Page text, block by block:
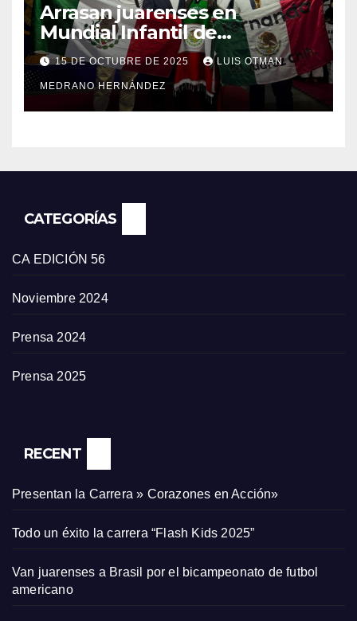
Arrasan juarenses en
Mundial Infantil de
Taekwondo
15 DE OCTUBRE DE 2025 LUIS OTMAN
MEDRANO HERNÁNDEZ
CATEGORÍAS
CA EDICIÓN 56
Noviembre 2024
Prensa 2024
Prensa 2025
RECENT
Presentan la Carrera » Corazones en Acción»
Todo un éxito la carrera “Flash Kids 2025”
Van juarenses a Brasil por el bicampeonato de futbol
americano